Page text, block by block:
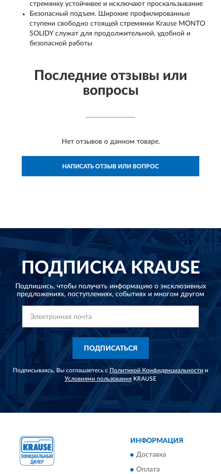
стремянку устойчивее и исключают проскальзывание
Безопасный подъем. Широкие профилированные
ступени свободно стоящей стремянки Krause MONTO
SOLIDY служат для продолжительной, удобной и
безопасной работы
Последние отзывы или
вопросы
Нет отзывов о данном товаре.
НАПИСАТЬ ОТЗЫВ ИЛИ ВОПРОС
ПОДПИСКАKRAUSE
Подпишись, чтобы получать информацию о эксклюзивных
предложениях, поступлениях, событиях и многом другом
ПОДПИСАТЬСЯ
Подписываясь, Вы соглашаетесь с Политикой Конфиденциальности и
Условиями пользованияKRAUSE
ИНФОРМАЦИЯ
Доставка
Оплата